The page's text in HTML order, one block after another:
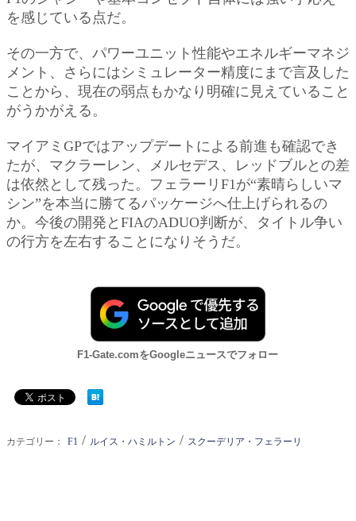
を感じている点だ。
その一方で、パワーユニット性能やエネルギーマネジ
メント、さらにはシミュレーター精度にまで言及した
ことから、現在の弱点もかなり明確に見えていること
がうかがえる。
マイアミGPではアップデートによる前進も確認でき
たが、マクラーレン、メルセデス、レッドブルとの差
は依然として残った。フェラーリF1が“素晴らしいマ
シン”を本当に勝てるパッケージへ仕上げられるの
か。今後の開発とFIAのADUO判断が、タイトル争い
の行方を左右することになりそうだ。
F1-Gate.comをGoogleニュースでフォロー
カテゴリー： F1 / ルイス・ハミルトン / スクーデリア・フェラーリ